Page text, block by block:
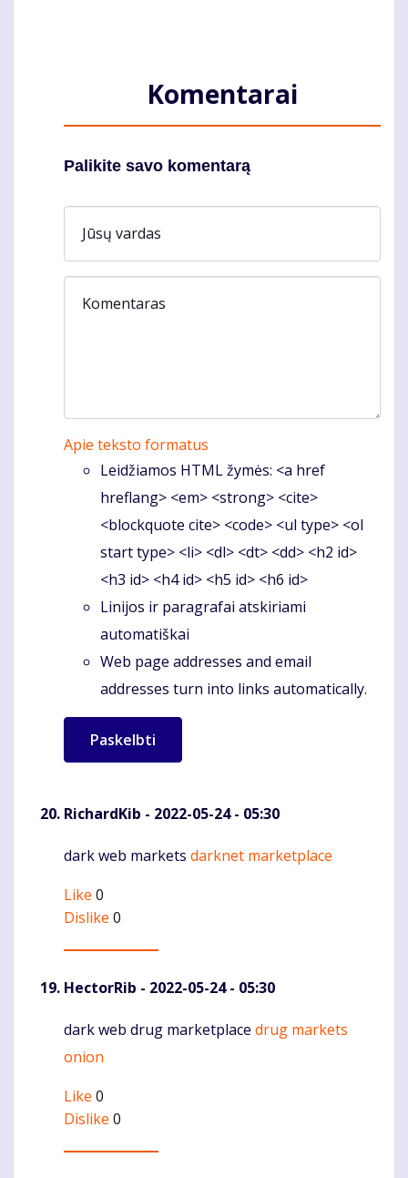
Komentarai
Palikite savo komentarą
Jūsų vardas
Komentaras
Apie teksto formatus
Leidžiamos HTML žymės: <a href
hreflang> <em> <strong> <cite>
<blockquote cite> <code> <ul type> <ol
start type> <li> <dl> <dt> <dd> <h2 id>
<h3 id> <h4 id> <h5 id> <h6 id>
Linijos ir paragrafai atskiriami
automatiškai
Web page addresses and email
addresses turn into links automatically.
RichardKib - 2022-05-24 - 05:30
Komentaras
dark web markets darknet marketplace
Like 0
Dislike 0
HectorRib - 2022-05-24 - 05:30
Komentaras
dark web drug marketplace drug markets
onion
Like 0
Dislike 0